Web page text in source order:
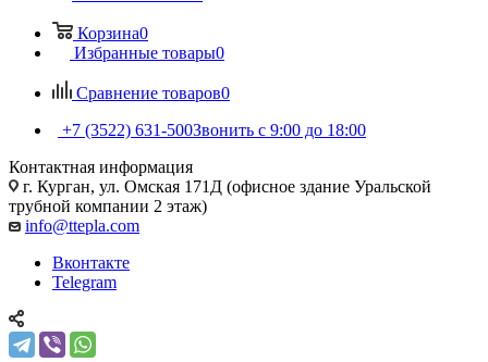
Корзина0
Избранные товары0
Сравнение товаров0
+7 (3522) 631-500Звонить с 9:00 до 18:00
Контактная информация
г. Курган, ул. Омская 171Д (офисное здание Уральской
трубной компании 2 этаж)
info@ttepla.com
Вконтакте
Telegram